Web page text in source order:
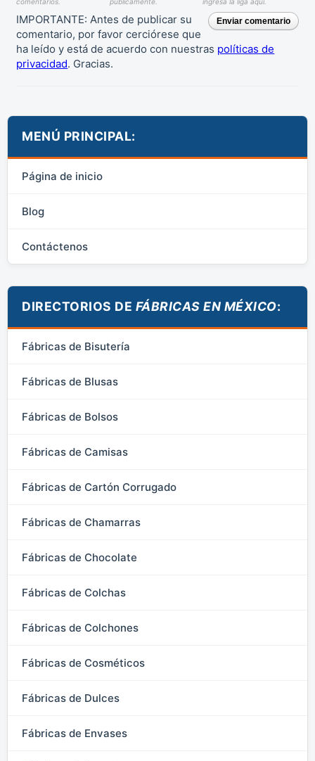
Enviar comentario
IMPORTANTE: Antes de publicar su
comentario, por favor cerciórese que
ha leído y está de acuerdo con nuestras políticas de
privacidad. Gracias.
MENÚ PRINCIPAL:
Página de inicio
Blog
Contáctenos
DIRECTORIOS DE FÁBRICAS EN MÉXICO:
Fábricas de Bisutería
Fábricas de Blusas
Fábricas de Bolsos
Fábricas de Camisas
Fábricas de Cartón Corrugado
Fábricas de Chamarras
Fábricas de Chocolate
Fábricas de Colchas
Fábricas de Colchones
Fábricas de Cosméticos
Fábricas de Dulces
Fábricas de Envases